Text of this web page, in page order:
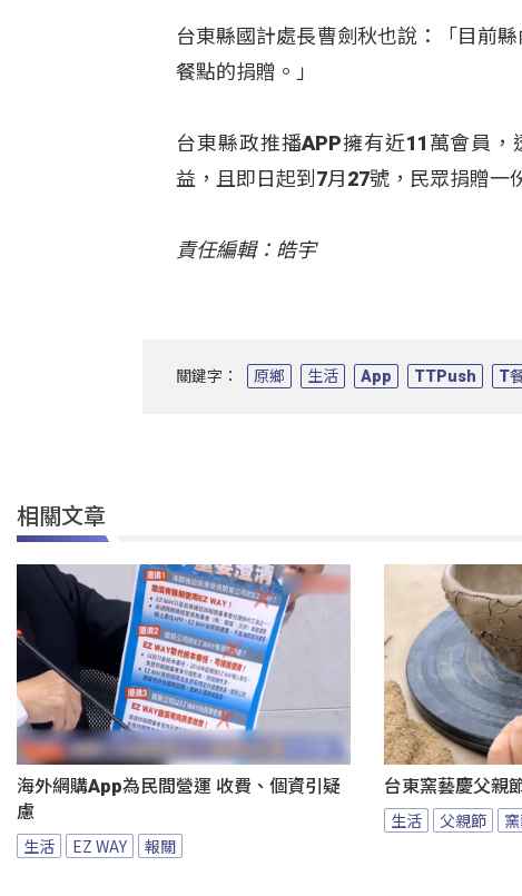
台東縣國計處長曹劍秋也說：「目前
餐點的捐贈。」
台東縣政推播APP擁有近11萬會員
益，且即日起到7月27號，民眾捐贈一
責任編輯：皓宇
關鍵字： 原鄉 生活 App TTPush T
相關文章
海外網購App為民間營運 收費、個資引疑
慮
生活 EZ WAY 報關
台東窯藝慶父親
生活 父親節